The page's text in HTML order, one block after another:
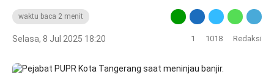
waktu baca 2 menit
Selasa, 8 Jul 2025 18:20 1 1018 Redaksi